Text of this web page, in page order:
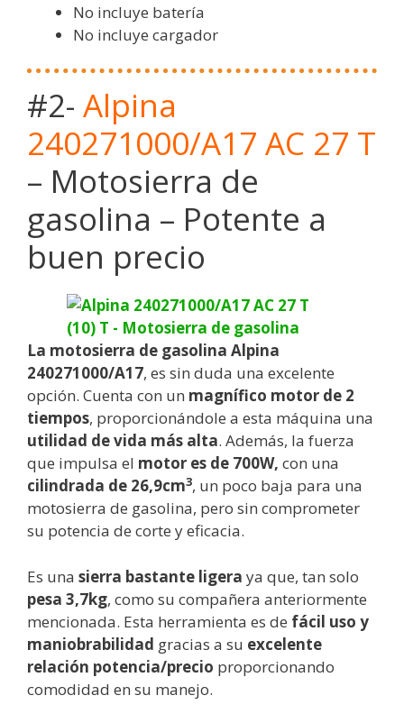
No incluye batería
No incluye cargador
#2- Alpina
240271000/A17 AC 27 T
– Motosierra de
gasolina – Potente a
buen precio
La motosierra de gasolina Alpina
240271000/A17, es sin duda una excelente
opción. Cuenta con un magnífico motor de 2
tiempos, proporcionándole a esta máquina una
utilidad de vida más alta. Además, la fuerza
que impulsa el motor es de 700W, con una
cilindrada de 26,9cm3, un poco baja para una
motosierra de gasolina, pero sin comprometer
su potencia de corte y eficacia.
Es una sierra bastante ligera ya que, tan solo
pesa 3,7kg, como su compañera anteriormente
mencionada. Esta herramienta es de fácil uso y
maniobrabilidad gracias a su excelente
relación potencia/precio proporcionando
comodidad en su manejo.